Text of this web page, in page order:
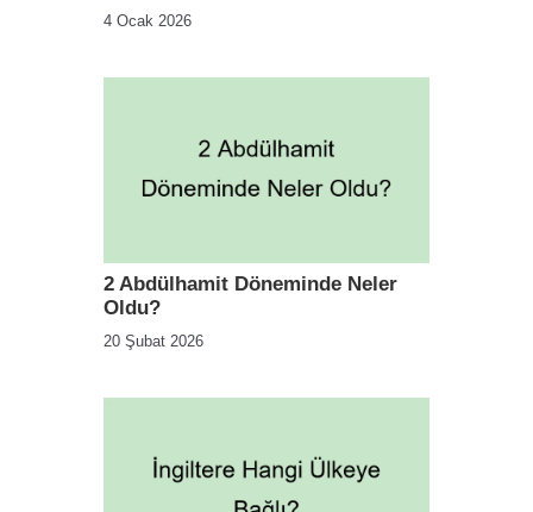
4 Ocak 2026
2 Abdülhamit Döneminde Neler
Oldu?
20 Şubat 2026